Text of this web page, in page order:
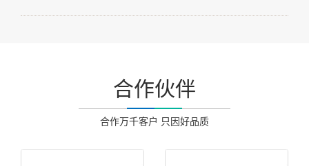
合作伙伴
合作万千客户 只因好品质